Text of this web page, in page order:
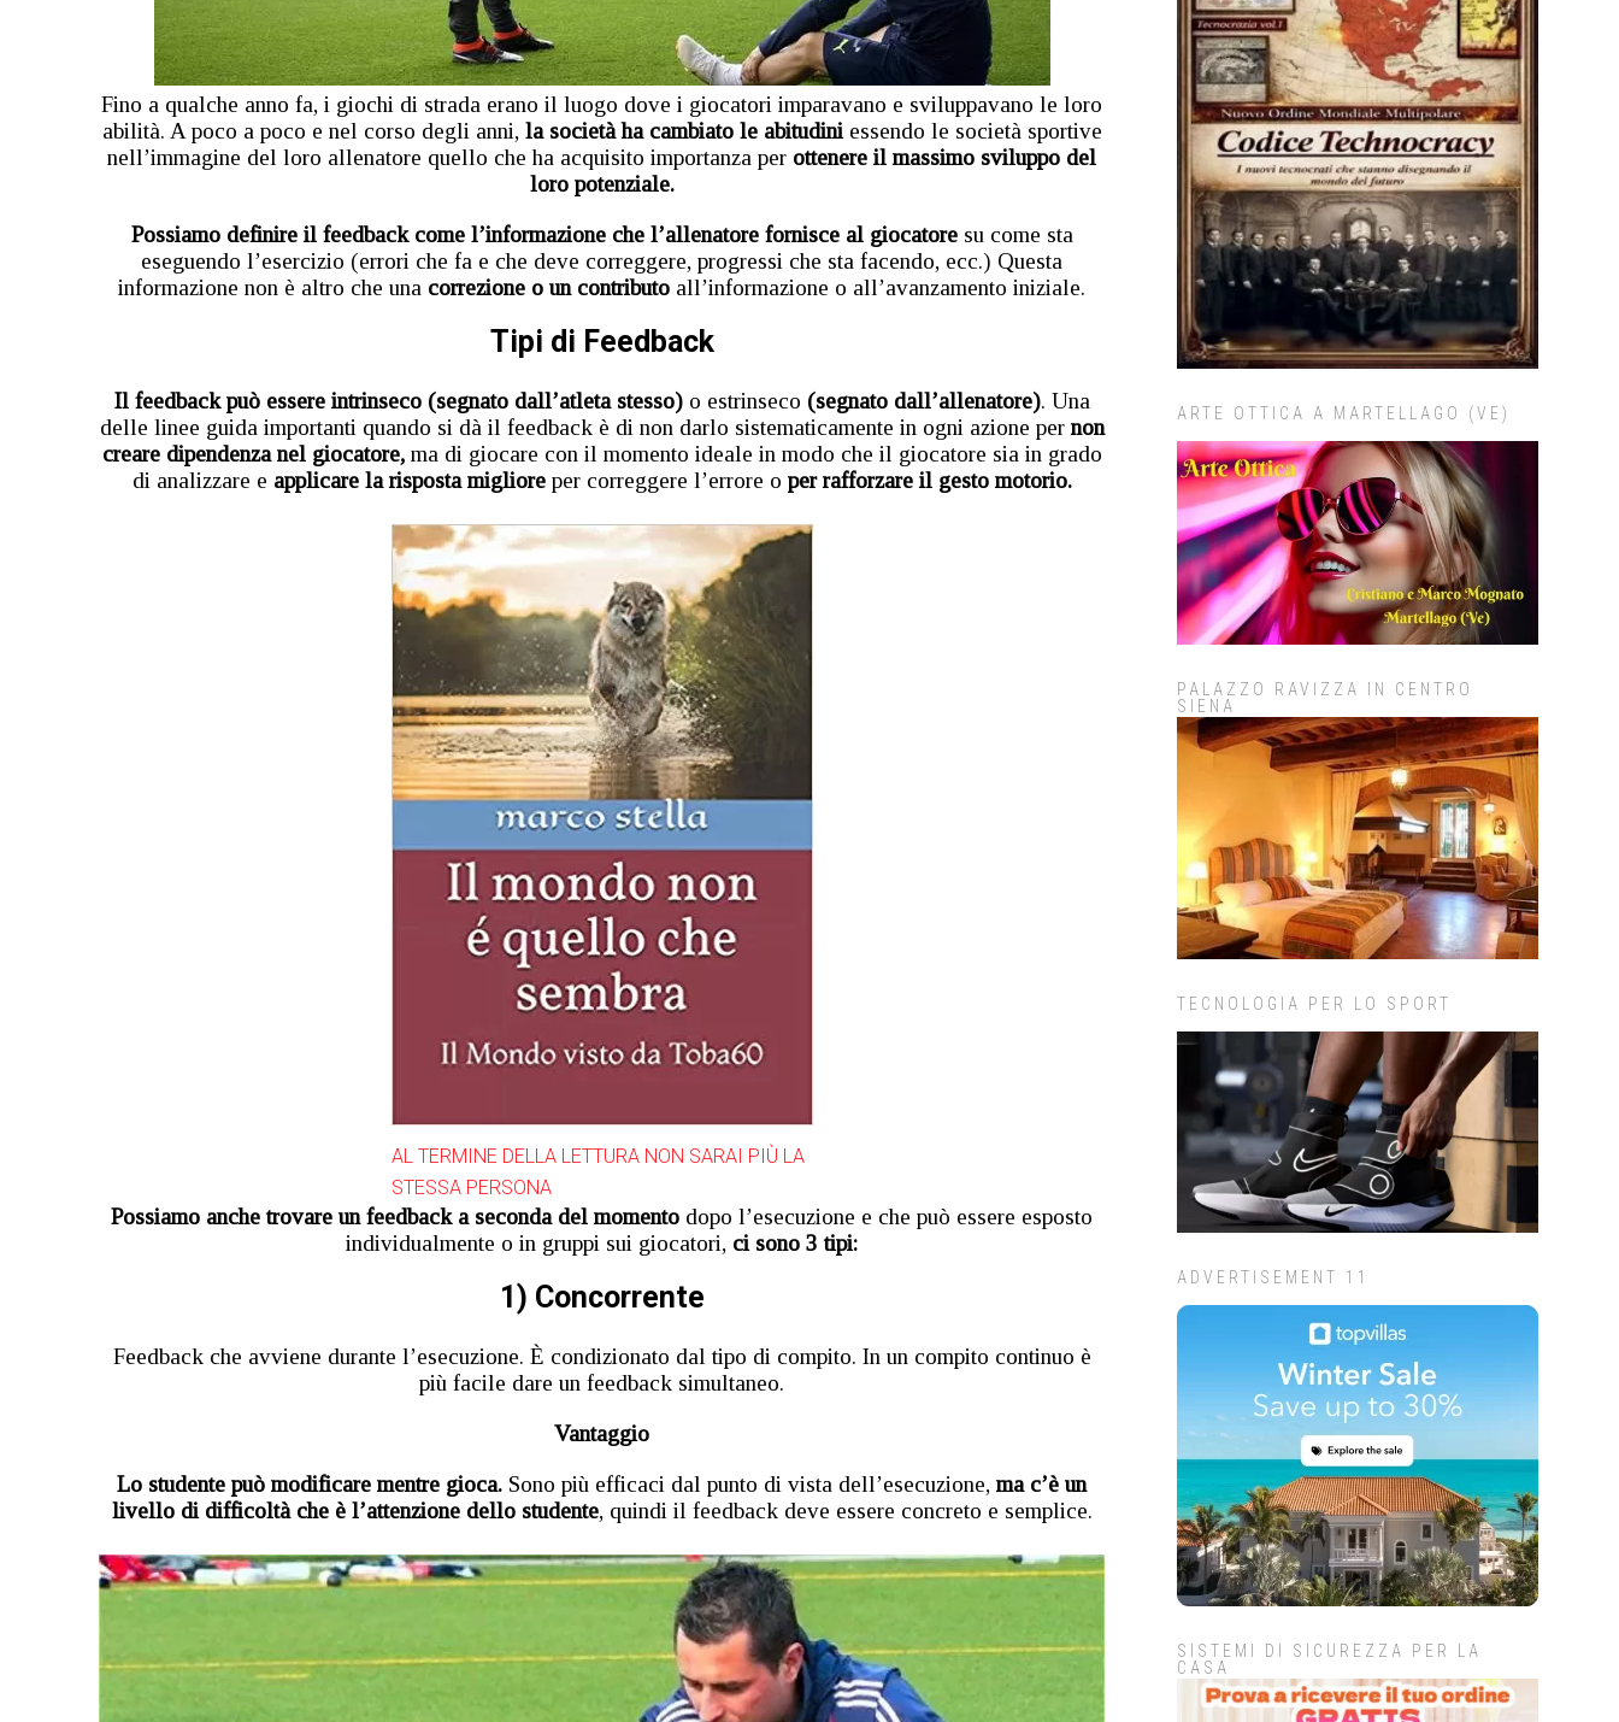
Fino a qualche anno fa, i giochi di strada erano il luogo dove i giocatori imparavano e sviluppavano le loro
abilità. A poco a poco e nel corso degli anni, la società ha cambiato le abitudini essendo le società sportive
nell’immagine del loro allenatore quello che ha acquisito importanza per ottenere il massimo sviluppo del
loro potenziale.
Possiamo definire il feedback come l’informazione che l’allenatore fornisce al giocatore su come sta
eseguendo l’esercizio (errori che fa e che deve correggere, progressi che sta facendo, ecc.) Questa
informazione non è altro che una correzione o un contributo all’informazione o all’avanzamento iniziale.
Tipi di Feedback
Il feedback può essere intrinseco (segnato dall’atleta stesso) o estrinseco (segnato dall’allenatore). Una
delle linee guida importanti quando si dà il feedback è di non darlo sistematicamente in ogni azione per non
creare dipendenza nel giocatore,ma di giocare con il momento ideale in modo che il giocatore sia in grado
di analizzare e applicare la risposta migliore per correggere l’errore o per rafforzare il gesto motorio.
AL TERMINE DELLA LETTURA NON SARAI PIÙ LA
STESSA PERSONA
Possiamo anche trovare un feedback a seconda del momento dopo l’esecuzione e che può essere esposto
individualmente o in gruppi sui giocatori, ci sono 3 tipi:
1) Concorrente
Feedback che avviene durante l’esecuzione. È condizionato dal tipo di compito. In un compito continuo è
più facile dare un feedback simultaneo.
Vantaggio
Lo studente può modificare mentre gioca. Sono più efficaci dal punto di vista dell’esecuzione, ma c’è un
livello di difficoltà che è l’attenzione dello studente, quindi il feedback deve essere concreto e semplice.
ARTE OTTICA A MARTELLAGO (VE)
PALAZZO RAVIZZA IN CENTRO
SIENA
TECNOLOGIA PER LO SPORT
ADVERTISEMENT 11
SISTEMI DI SICUREZZA PER LA
CASA